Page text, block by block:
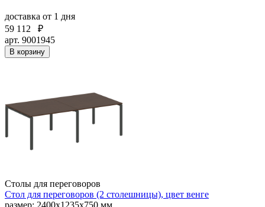
доставка от 1 дня
59 112
₽
арт. 9001945
В корзину
Столы для переговоров
Стол для переговоров (2 столешницы), цвет венге
размер: 2400х1235х750 мм